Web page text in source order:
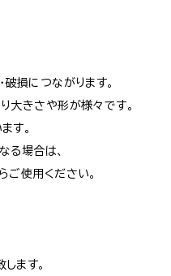
損につながります。
大きさや形が様々です。
す。
る場合は、
ご使用ください。
ます。